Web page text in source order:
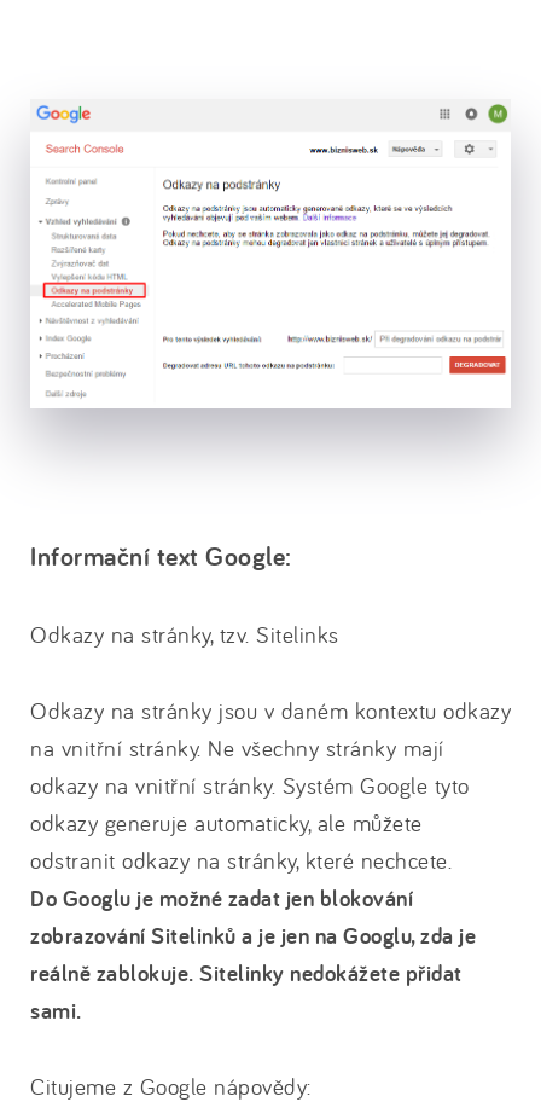
Informační text Google:
Odkazy na stránky, tzv. Sitelinks
Odkazy na stránky jsou v daném kontextu odkazy
na vnitřní stránky. Ne všechny stránky mají
odkazy na vnitřní stránky. Systém Google tyto
odkazy generuje automaticky, ale můžete
odstranit odkazy na stránky, které nechcete.
Do Googlu je možné zadat jen blokování
zobrazování Sitelinků a je jen na Googlu, zda je
reálně zablokuje. Sitelinky nedokážete přidat
sami.
Citujeme z Google nápovědy: